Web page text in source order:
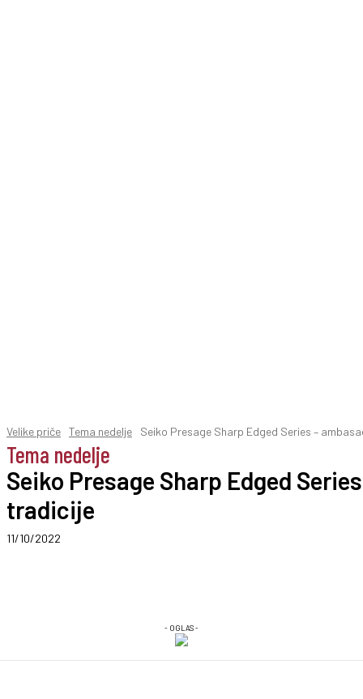
Velike priče Tema nedelje Seiko Presage Sharp Edged Series –
Tema nedelje
Seiko Presage Sharp Edged
tradicije
11/10/2022
- OGLAS -